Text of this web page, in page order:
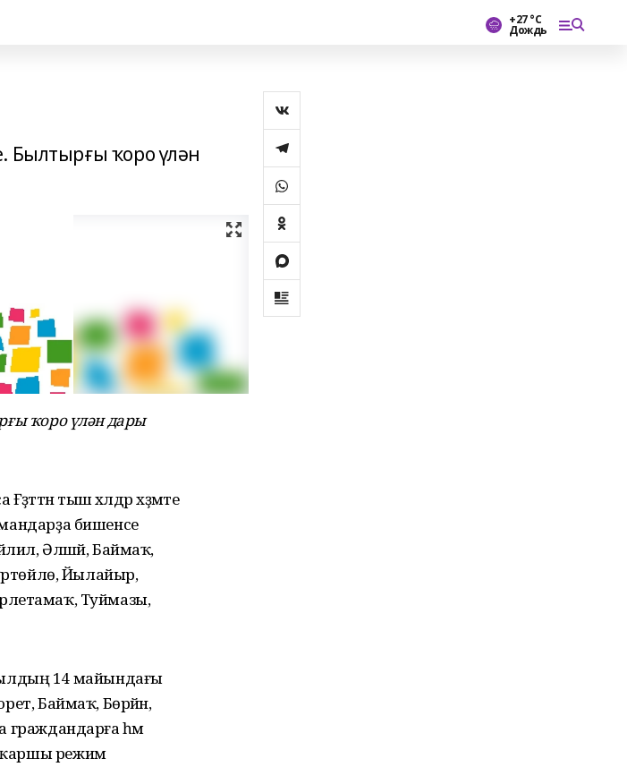
+27 °С
Дождь
Былтырғы ҡоро үлән
ҡоро үлән дары
тыш хәлдәр хәҙмәте
бишенсе
Әлшәй, Баймаҡ,
Йылайыр,
Туймазы,
14 майындағы
Баймаҡ, Бөрйән,
граждандарға һәм
ҡаршы режим